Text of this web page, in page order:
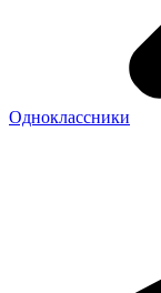
Одноклассники